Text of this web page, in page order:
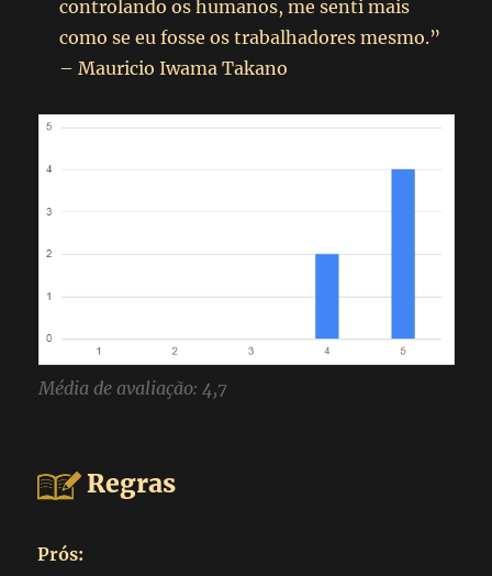
controlando os humanos, me senti mais
como se eu fosse os trabalhadores mesmo.”
– Mauricio Iwama Takano
Média de avaliação: 4,7
Regras
Prós: